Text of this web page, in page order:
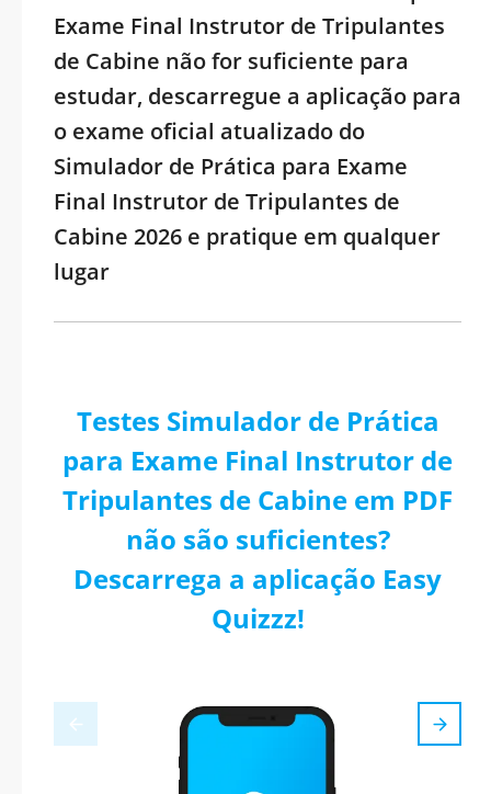
Exame Final Instrutor de Tripulantes
de Cabine não for suficiente para
estudar, descarregue a aplicação para
o exame oficial atualizado do
Simulador de Prática para Exame
Final Instrutor de Tripulantes de
Cabine 2026 e pratique em qualquer
lugar
Testes Simulador de Prática
para Exame Final Instrutor de
Tripulantes de Cabine em PDF
não são suficientes?
Descarrega a aplicação Easy
Quizzz!